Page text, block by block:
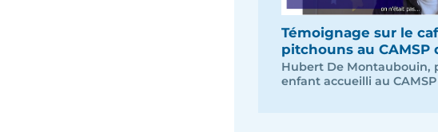
Témoignage sur le
pitchouns au CAMSP
Hubert De Montaubouin,
enfant accueilli au